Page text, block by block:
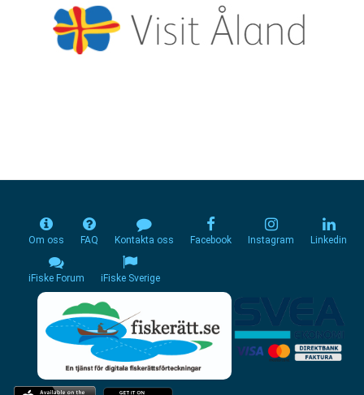
Om oss FAQ Kontakta oss Facebook Instagram Linkedin
iFiske Forum iFiske Sverige